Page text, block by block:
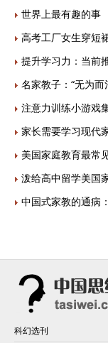
世界上最有趣的事
高考工厂女生穿短
提升学习力：当前
名家教子：“无为
注意力训练小游戏
家长需要学习现代
美国家庭教育最常
泼给高中留学美国
中国式家教的通病
科幻选刊